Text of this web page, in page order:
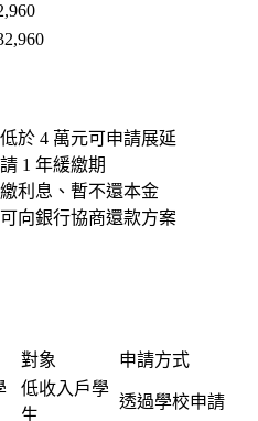
於 4 萬元可申請展延
1 年緩繳期
利息、暫不還本金
向銀行協商還款方案
對象
申請方式
低收入戶學
生
透過學校申請